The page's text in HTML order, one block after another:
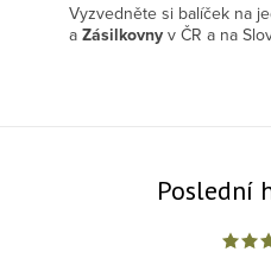
Vyzvedněte si balíček na
a Zásilkovny v ČR a na
Poslední